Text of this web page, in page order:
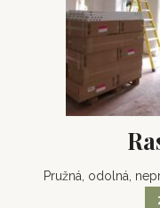
Pružná, odolná,